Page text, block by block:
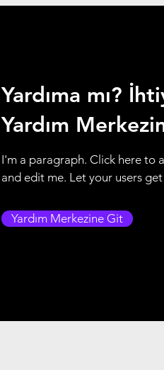
Yardıma mı?
Yardım
I'm a paragraph. Click here to
and edit me. Let your users
Yardım Merkezine Git